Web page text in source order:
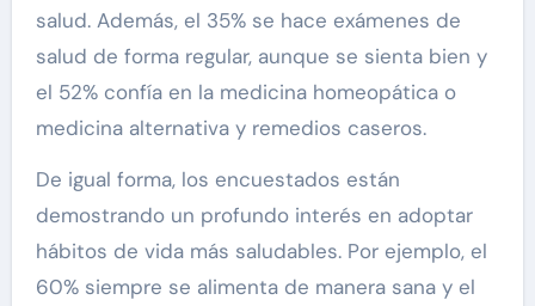
salud. Además, el 35% se hace exámenes de
salud de forma regular, aunque se sienta bien y
el 52% confía en la medicina homeopática o
medicina alternativa y remedios caseros.
De igual forma, los encuestados están
demostrando un profundo interés en adoptar
hábitos de vida más saludables. Por ejemplo, el
60% siempre se alimenta de manera sana y el